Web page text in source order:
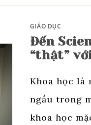
GIÁO DỤC
Đến
“thật”
Khoa học là
ngầu trong
khoa học